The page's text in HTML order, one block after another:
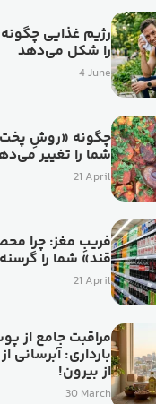
رژیم غذایی
را شکل می‌دهد
4 June
چگونه «روشِ
شما را تغییر
21 April
فریبِ مغز: چرا
قند» شما را
21 April
مراقبت جامع از
بارداری: آبرسانی
از بیرون!
30 March